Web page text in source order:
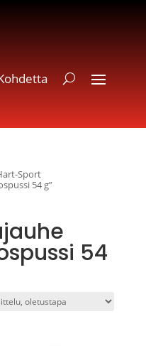
Sport
54 g”
54